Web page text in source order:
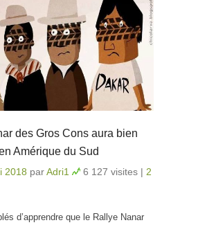
des Gros Cons aura bien
Amérique du Sud
2018 parAdri1 6 127 visites | 2
d’apprendre que le Rallye Nanar